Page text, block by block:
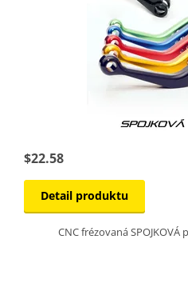
$22.58
Detail produktu
CNC frézovaná